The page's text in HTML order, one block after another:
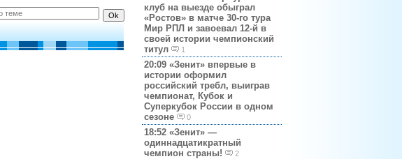
клуб на выезде обыграл
«Ростов» в матче 30-го тура
Мир РПЛ и завоевал 12-й в
своей истории чемпионский
титул
1
20:09 «Зенит» впервые в
истории оформил
российский требл, выиграв
чемпионат, Кубок и
Суперкубок России в одном
сезоне
0
18:52 «Зенит» —
одиннадцатикратный
чемпион страны!
2